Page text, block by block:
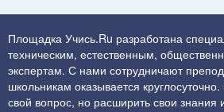
Площадка Учись.Ru разработана
техническим, естественным,
экспертам. С нами сотрудничают
школьникам оказывается
свой вопрос, но расширить свои